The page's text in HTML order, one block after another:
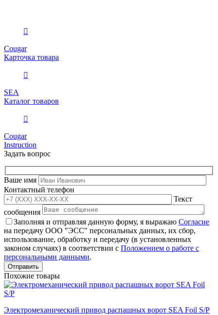
Cougar
Карточка товара
SEA
Каталог товаров
Cougar
Instruction
Задать вопрос
Ваше имя
Контактный телефон
Текст
сообщения
Заполняя и отправляя данную форму, я выражаю Согласие
на передачу ООО "ЭСС" персональных данных, их сбор,
использование, обработку и передачу (в установленных
законом случаях) в соответствии с Положением о работе с
персональными данными.
Похожие товары
Электромеханический привод распашных ворот SEA Foil S/P